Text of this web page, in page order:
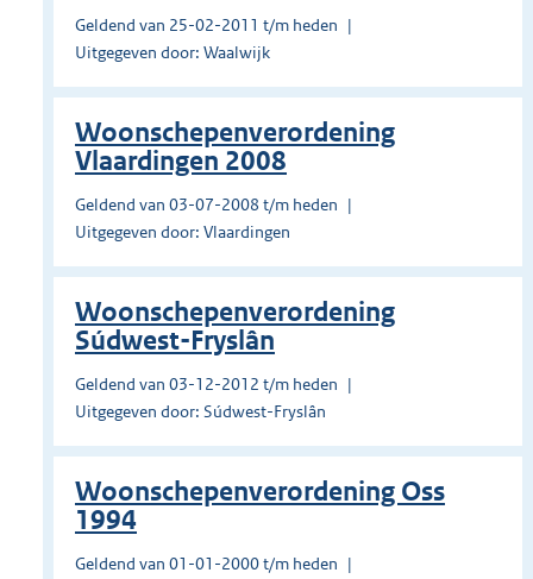
Geldend van 25-02-2011 t/m heden
Uitgegeven door: Waalwijk
Woonschepenverordening
Vlaardingen 2008
Geldend van 03-07-2008 t/m heden
Uitgegeven door: Vlaardingen
Woonschepenverordening
Súdwest-Fryslân
Geldend van 03-12-2012 t/m heden
Uitgegeven door: Súdwest-Fryslân
Woonschepenverordening Oss
1994
Geldend van 01-01-2000 t/m heden